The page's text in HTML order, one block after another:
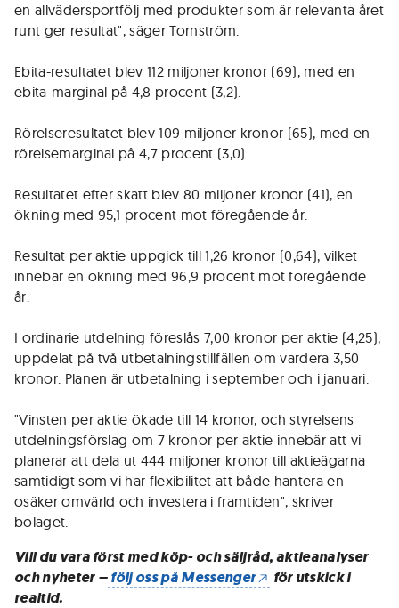
en allvädersportfölj med produkter som är relevanta året
runt ger resultat", säger Tornström.
Ebita-resultatet blev 112 miljoner kronor (69), med en
ebita-marginal på 4,8 procent (3,2).
Rörelseresultatet blev 109 miljoner kronor (65), med en
rörelsemarginal på 4,7 procent (3,0).
Resultatet efter skatt blev 80 miljoner kronor (41), en
ökning med 95,1 procent mot föregående år.
Resultat per aktie uppgick till 1,26 kronor (0,64), vilket
innebär en ökning med 96,9 procent mot föregående
år.
I ordinarie utdelning föreslås 7,00 kronor per aktie (4,25),
uppdelat på två utbetalningstillfällen om vardera 3,50
kronor. Planen är utbetalning i september och i januari.
"Vinsten per aktie ökade till 14 kronor, och styrelsens
utdelningsförslag om 7 kronor per aktie innebär att vi
planerar att dela ut 444 miljoner kronor till aktieägarna
samtidigt som vi har flexibilitet att både hantera en
osäker omvärld och investera i framtiden", skriver
bolaget.
Vill du vara först med köp- och säljråd, aktieanalyser
och nyheter –följ oss på Messenger
för utskick i
realtid.